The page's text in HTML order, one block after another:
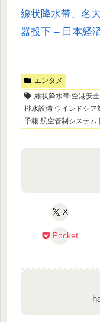
線状降水帯、名
器投下 – 日本経
エンタメ
線状降水帯 空港安
排水設備 ウインドシア
予報 航空管制システム
X
Pocket